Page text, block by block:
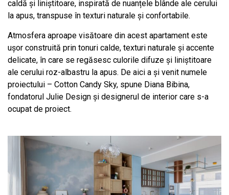
caldă și liniștitoare, inspirată de nuanțele blânde ale cerului
la apus, transpuse în texturi naturale și confortabile.
Atmosfera aproape visătoare din acest apartament este
ușor construită prin tonuri calde, texturi naturale și accente
delicate, în care se regăsesc culorile difuze și liniștitoare
ale cerului roz-albastru la apus. De aici a și venit numele
proiectului – Cotton Candy Sky, spune Diana Bibina,
fondatorul Julie Design și designerul de interior care s-a
ocupat de proiect.